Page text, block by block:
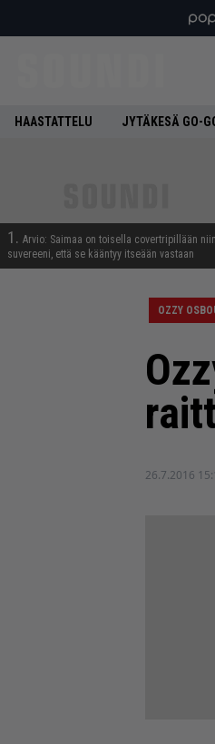
HAASTATTELU JYTÄKESÄ GO-
1. Arvio: Saimaa on toisella covertripillään niin
suvereeni, että se kääntyy itseään vastaan
OZZY
26.7.2016